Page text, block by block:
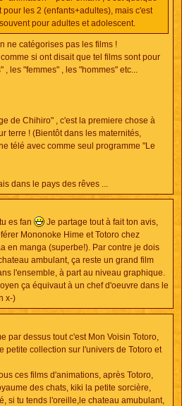
pour les 2 (enfants+adultes), mais c'est
pour adultes et adolescent.
ne catégorises pas les films !
si ont disait que tel films sont pour
, les "femmes" , les "hommes" etc...
de Chihiro" , c'est la premiere chose à
terre ! (Bientôt dans les maternités,
télé avec comme seul programme "Le
dans le pays des rêves ...
es fan
Je partage tout à fait ton avis,
Mononoke Hime et Totoro chez
en manga (superbe!). Par contre je dois
ambulant, ça reste un grand film
l'ensemble, à part au niveau graphique.
ça équivaut à un chef d'oeuvre dans le
x-)
par dessus tout c'est Mon Voisin Totoro,
petite collection sur l'univers de Totoro et
ces films d'animations, après Totoro,
des chats, kiki la petite sorcière,
si tu tends l'oreille,le chateau amubulant,